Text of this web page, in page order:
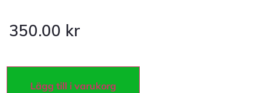
350.00 kr
Lägg till i varukorg